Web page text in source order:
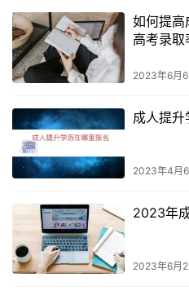
四、减免学费的政策
对于一些经济困难的考生，政
政策。例如，国家对于一些家
会根据考生的家庭经济情况，
帮助考生顺利完成学业。
如何提高
高考录取
2023年6月6
成人提升
2023年4月6
2023年
2023年6月